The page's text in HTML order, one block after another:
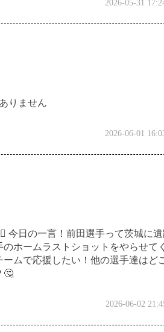
2026-05-31
りません
2026-06-01
今日の一言！前田選手って茨城に
のホームラストショットをやらせて
ームで応援したい！他の選手達はど
🤔
2026-06-02